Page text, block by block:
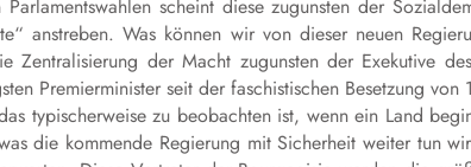
scheint diese zugunsten der
anstreben. Was können wir von dieser neuen
Zentralisierung der Macht zugunsten der Exekutive
Premierminister seit der faschistischen Besetzung
typischerweise zu beobachten ist, wenn ein Land
die kommende Regierung mit Sicherheit weiter tun